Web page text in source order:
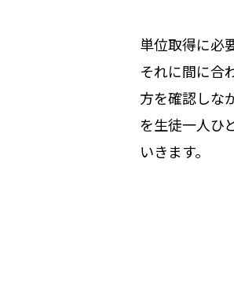
単位取得に必
それに間に合
方を確認しな
を生徒一人ひ
いきます。